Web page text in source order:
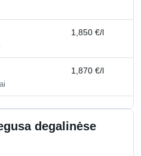
1,850 €/l
1,870 €/l
degalinėse